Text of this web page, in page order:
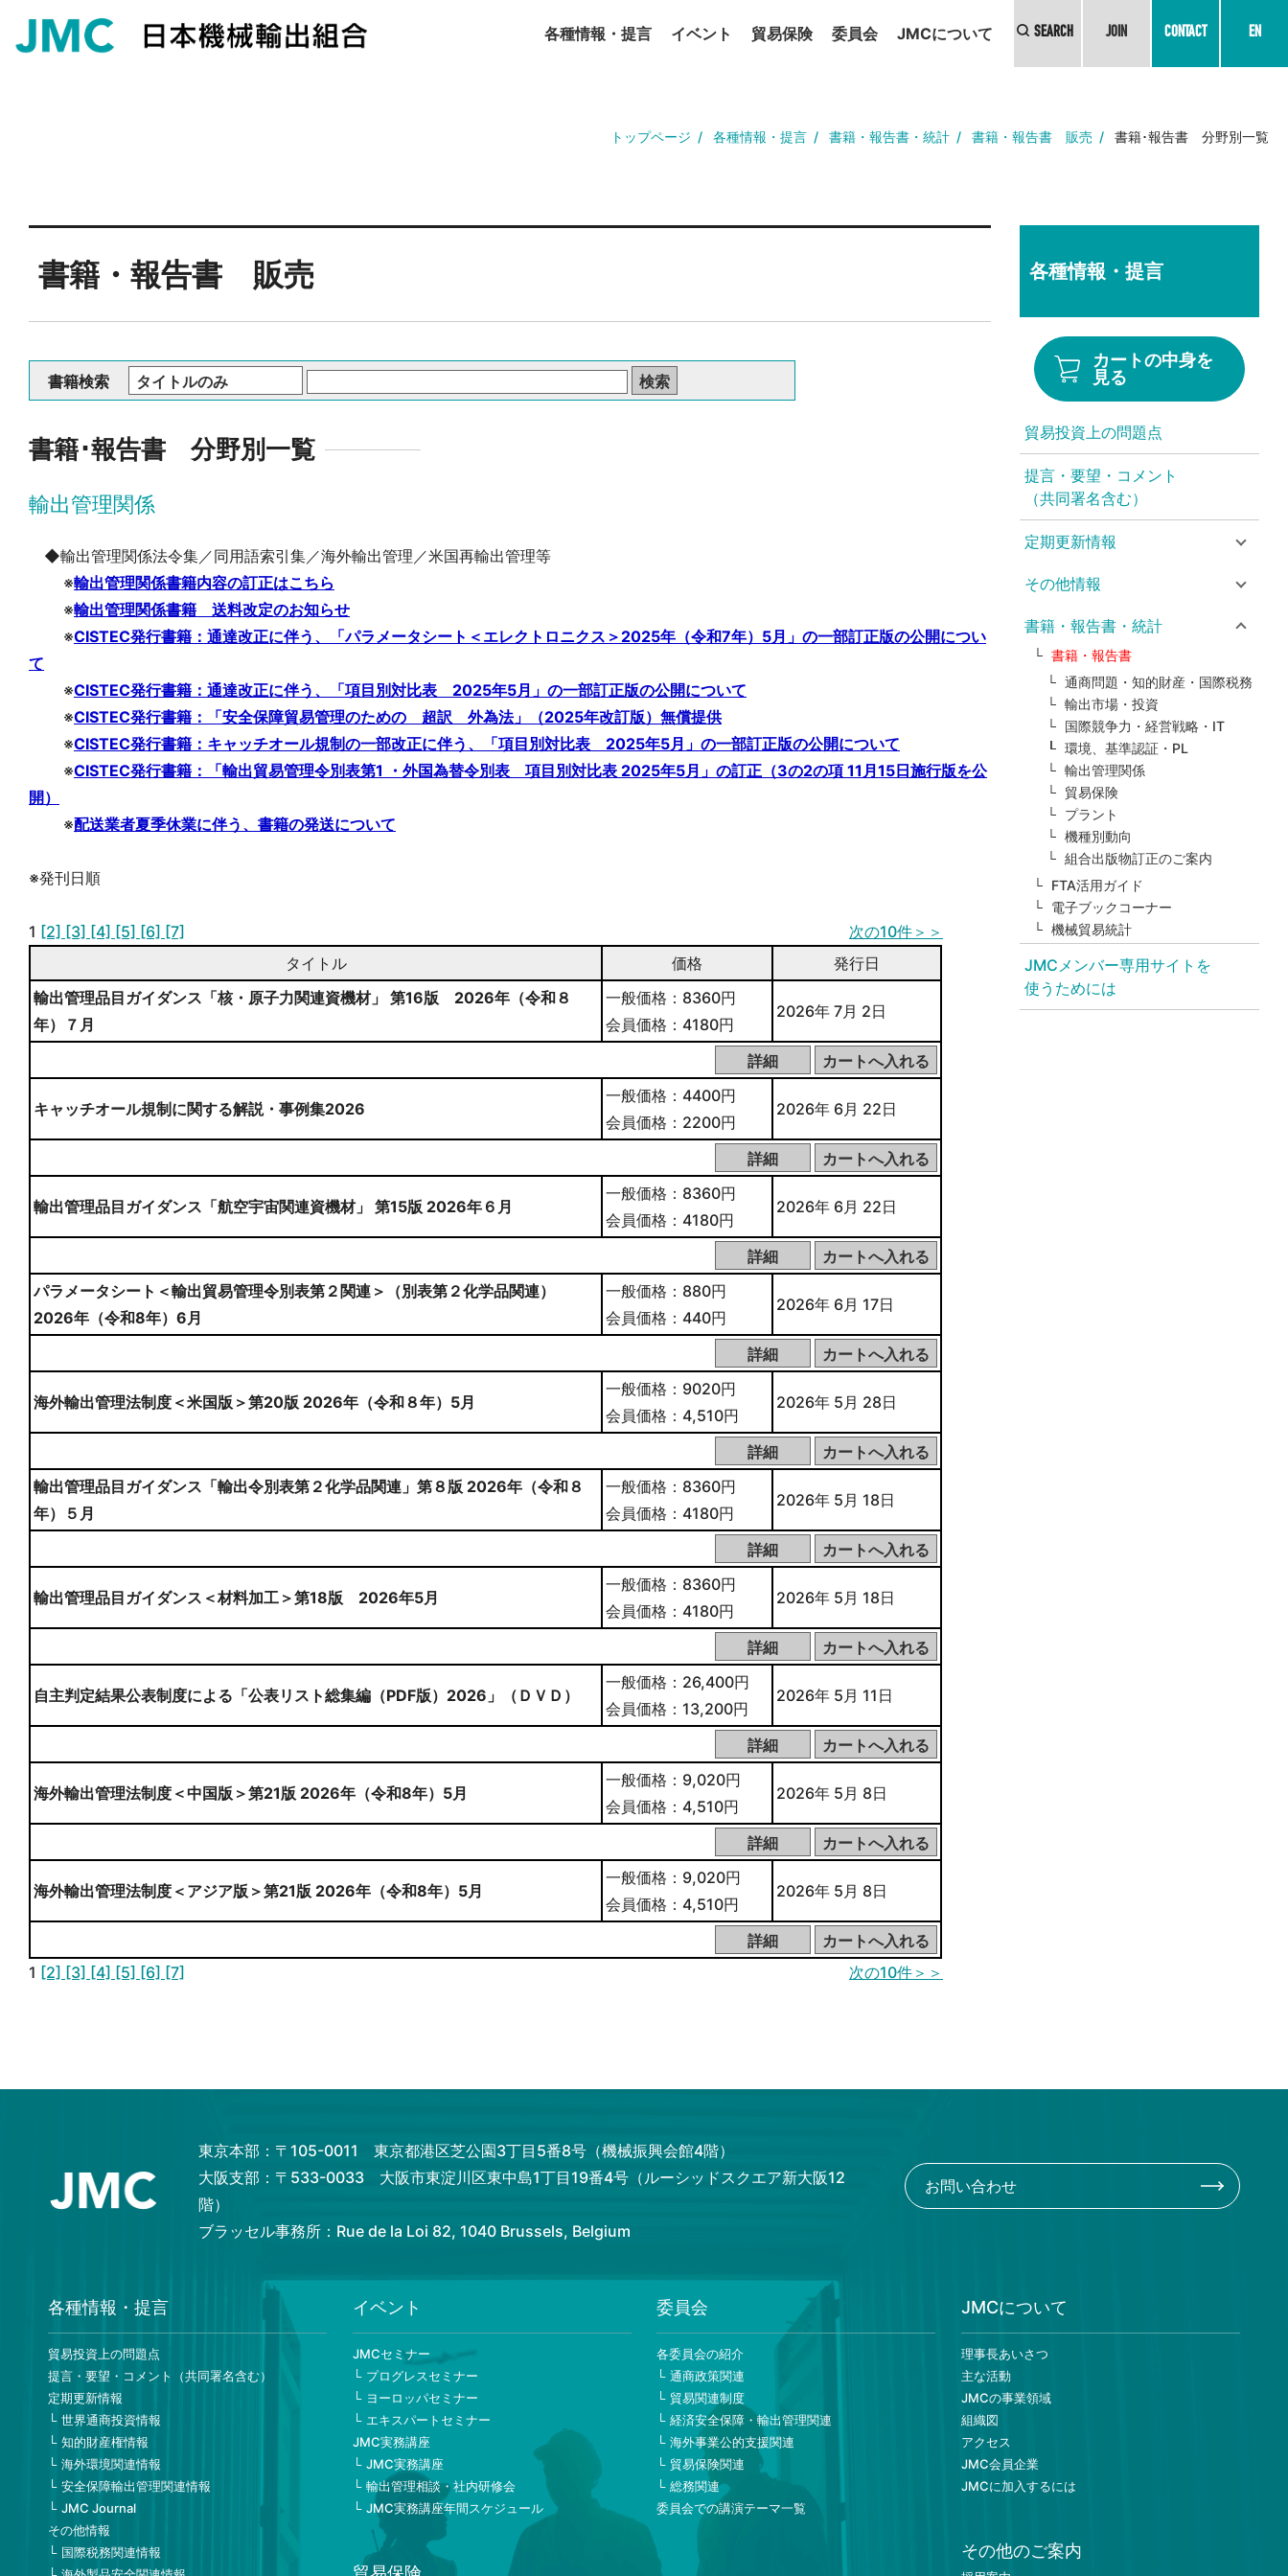
各種情報・提言 イベント 貿易保険 委員会 JMCについて SEARCH JOIN CONTACT EN
トップページ 各種情報・提言 書籍・報告書・統計 書籍・報告書 販売 書籍･報告書 分野別一覧
書籍・報告書 販売
書籍検索
書籍･報告書 分野別一覧
輸出管理関係
◆輸出管理関係法令集／同用語索引集／海外輸出管理／米国再輸出管理等
※輸出管理関係書籍内容の訂正はこちら
※輸出管理関係書籍 送料改定のお知らせ
※CISTEC発行書籍：通達改正に伴う、「パラメータシート＜エレクトロニクス＞2025年（令和7年）5月」の一部訂正版の公開につい
て
※CISTEC発行書籍：通達改正に伴う、「項目別対比表 2025年5月」の一部訂正版の公開について
※CISTEC発行書籍：「安全保障貿易管理のための 超訳 外為法」（2025年改訂版）無償提供
※CISTEC発行書籍：キャッチオール規制の一部改正に伴う、「項目別対比表 2025年5月」の一部訂正版の公開について
※CISTEC発行書籍：「輸出貿易管理令別表第1 ・外国為替令別表 項目別対比表 2025年5月」の訂正（3の2の項 11月15日施行版を公
開）
※配送業者夏季休業に伴う、書籍の発送について
※発刊日順
1 [2] [3] [4] [5] [6] [7]
次の10件＞＞
タイトル
価格
発行日
輸出管理品目ガイダンス「核・原子力関連資機材」 第16版 2026年（令和８
年）７月
一般価格：8360円
会員価格：4180円
2026年 7月 2日
キャッチオール規制に関する解説・事例集2026
一般価格：4400円
会員価格：2200円
2026年 6月 22日
輸出管理品目ガイダンス「航空宇宙関連資機材」 第15版 2026年６月
一般価格：8360円
会員価格：4180円
2026年 6月 22日
パラメータシート＜輸出貿易管理令別表第２関連＞（別表第２化学品関連）
2026年（令和8年）6月
一般価格：880円
会員価格：440円
2026年 6月 17日
海外輸出管理法制度＜米国版＞第20版 2026年（令和８年）5月
一般価格：9020円
会員価格：4,510円
2026年 5月 28日
輸出管理品目ガイダンス「輸出令別表第２化学品関連」第８版 2026年（令和８
年）５月
一般価格：8360円
会員価格：4180円
2026年 5月 18日
輸出管理品目ガイダンス＜材料加工＞第18版 2026年5月
一般価格：8360円
会員価格：4180円
2026年 5月 18日
自主判定結果公表制度による「公表リスト総集編（PDF版）2026」（ＤＶＤ）
一般価格：26,400円
会員価格：13,200円
2026年 5月 11日
海外輸出管理法制度＜中国版＞第21版 2026年（令和8年）5月
一般価格：9,020円
会員価格：4,510円
2026年 5月 8日
海外輸出管理法制度＜アジア版＞第21版 2026年（令和8年）5月
一般価格：9,020円
会員価格：4,510円
2026年 5月 8日
1 [2] [3] [4] [5] [6] [7] 次の10件＞＞
各種情報・提言
カートの中身を
見る
貿易投資上の問題点
提言・要望・コメント
（共同署名含む）
定期更新情報
その他情報
書籍・報告書・統計
書籍・報告書
通商問題・知的財産・国際税務
輸出市場・投資
国際競争力・経営戦略・IT
環境、基準認証・PL
輸出管理関係
貿易保険
プラント
機種別動向
組合出版物訂正のご案内
FTA活用ガイド
電子ブックコーナー
機械貿易統計
JMCメンバー専用サイトを
使うためには
東京本部：〒105-0011 東京都港区芝公園3丁目5番8号（機械振興会館4階）
大阪支部：〒533-0033 大阪市東淀川区東中島1丁目19番4号（ルーシッドスクエア新大阪12
階）
ブラッセル事務所：Rue de la Loi 82, 1040 Brussels, Belgium
お問い合わせ
各種情報・提言
貿易投資上の問題点
提言・要望・コメント（共同署名含む）
定期更新情報
世界通商投資情報
知的財産権情報
海外環境関連情報
安全保障輸出管理関連情報
JMC Journal
その他情報
国際税務関連情報
イベント
JMCセミナー
プログレスセミナー
ヨーロッパセミナー
エキスパートセミナー
JMC実務講座
JMC実務講座
輸出管理相談・社内研修会
JMC実務講座年間スケジュール
委員会
各委員会の紹介
通商政策関連
貿易関連制度
経済安全保障・輸出管理関連
海外事業公的支援関連
貿易保険関連
総務関連
委員会での講演テーマ一覧
JMCについて
理事長あいさつ
主な活動
JMCの事業領域
組織図
アクセス
JMC会員企業
JMCに加入するには
その他のご案内